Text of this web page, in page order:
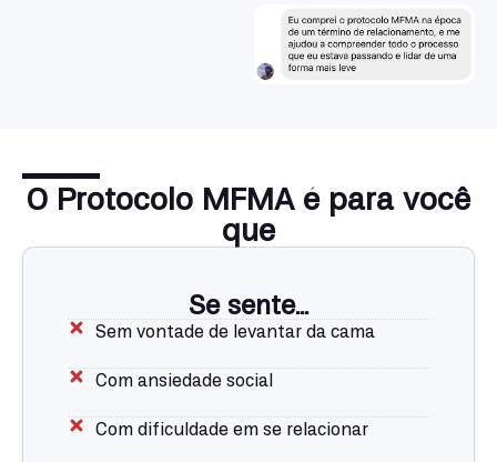
O Protocolo MFMA é para você
que
Se sente...
Sem vontade de levantar da cama
Com ansiedade social
Com dificuldade em se relacionar